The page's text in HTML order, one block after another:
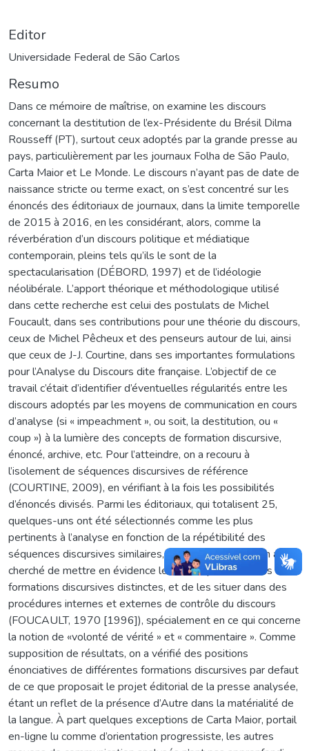
Editor
Universidade Federal de São Carlos
Resumo
Dans ce mémoire de maîtrise, on examine les discours
concernant la destitution de l’ex-Présidente du Brésil Dilma
Rousseff (PT), surtout ceux adoptés par la grande presse au
pays, particulièrement par les journaux Folha de São Paulo,
Carta Maior et Le Monde. Le discours n’ayant pas de date de
naissance stricte ou terme exact, on s’est concentré sur les
énoncés des éditoriaux de journaux, dans la limite temporelle
de 2015 à 2016, en les considérant, alors, comme la
réverbération d’un discours politique et médiatique
contemporain, pleins tels qu’ils le sont de la
spectacularisation (DÉBORD, 1997) et de l’idéologie
néolibérale. L’apport théorique et méthodologique utilisé
dans cette recherche est celui des postulats de Michel
Foucault, dans ses contributions pour une théorie du discours,
ceux de Michel Pêcheux et des penseurs autour de lui, ainsi
que ceux de J-J. Courtine, dans ses importantes formulations
pour l’Analyse du Discours dite française. L’objectif de ce
travail c’était d’identifier d’éventuelles régularités entre les
discours adoptés par les moyens de communication en cours
d’analyse (si « impeachment », ou soit, la destitution, ou «
coup ») à la lumière des concepts de formation discursive,
énoncé, archive, etc. Pour l’atteindre, on a recouru à
l’isolement de séquences discursives de référence
(COURTINE, 2009), en vérifiant à la fois les possibilités
d’énoncés divisés. Parmi les éditoriaux, qui totalisent 25,
quelques-uns ont été sélectionnés comme les plus
pertinents à l’analyse en fonction de la répétibilité des
séquences discursives similaires, à partir desquelles on a
cherché de mettre en évidence leurs marques dans des
formations discursives distinctes, et de les situer dans des
procédures internes et externes de contrôle du discours
(FOUCAULT, 1970 [1996]), spécialement en ce qui concerne
la notion de «volonté de vérité » et « commentaire ». Comme
supposition de résultats, on a vérifié des positions
énonciatives de différentes formations discursives par defaut
de ce que proposait le projet éditorial de la presse analysée,
étant un reflet de la présence d’Autre dans la matérialité de
la langue. À part quelques exceptions de Carta Maior, portail
en-ligne lu comme d’orientation progressiste, les autres